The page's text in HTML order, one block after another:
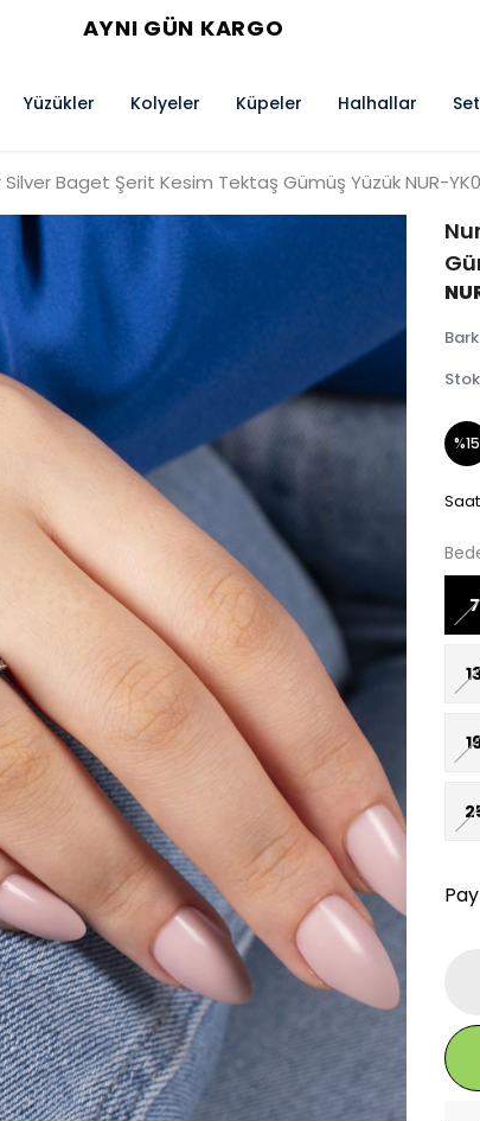
AYNI GÜN KARGO
Yüzükler Kolyeler Küpeler Halhallar
Silver Baget Şerit Kesim Tektaş Gümüş Yüzük NUR-
Stok
%15
7